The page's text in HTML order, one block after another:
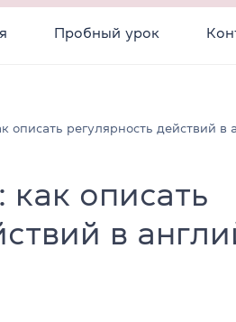
Пробный урок
описать регулярность действий в
как описать
в